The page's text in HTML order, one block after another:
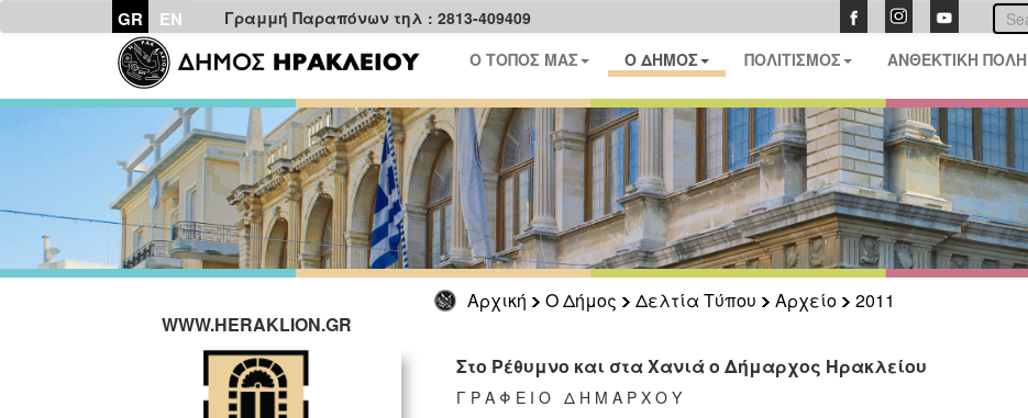
GR EN Γραμμή Παραπόνων τηλ : 2813-409409
Ο ΤΟΠΟΣ ΜΑΣ Ο ΔΗΜΟΣ ΠΟΛΙΤΙΣΜΟΣ ΑΝΘΕΚΤΙΚΗ ΠΟΛΗ
Αρχική Ο Δήμος Δελτία Τύπου Αρχείο
2011
WWW.HERAKLION.GR
Στο Ρέθυμνο και στα Χανιά ο Δήμαρχος Ηρακλείου
Γ Ρ Α Φ Ε Ι Ο Δ Η Μ Α Ρ Χ Ο Υ